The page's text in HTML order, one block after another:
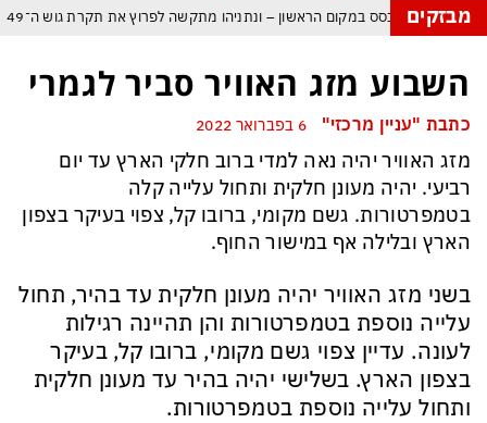
מבזקים
– איזנקוט מתבסס במקום הראשון – ונתניהו מתקשה לפרוץ את תקרת גוש ה־49
עומאן לגבי תפעול משותף של מצר הורמוז – אם טראמפ יאשר המלחמה תסתיים
מי היה מאמין שבאר שבע תנצח את הכוכב האדום?
ומיירטים להגנה – טראמפ נשאר רק עם ציוצי האיום המגוחכים שלא מזיזים לטהרן
כמדיניות: כך הפכה ההוצאה להורג לכלי ההרתעה המרכזי של המשטר האיראני
א-סיסי, ארדואן ושליט קטאר מכנסים פגישת ״כיפה אדומה״ לנתניהו בנושא עזה
השבוע מזג האוויר סביר לגמרי
כתבת "עניין מרכזי"
מזג האוויר יהיה נאה למדי ברוב חלקי הארץ עד יום
רביעי. יהיה מעונן חלקית ותחול עלייה קלה
בטמפרטורות. גשם מקומי, ברובו קל, צפוי בעיקר בצפון
הארץ ובלילה אף במישור החוף.
בשני מזג האוויר יהיה מעונן חלקית עד בהיר, תחול
עלייה נוספת בטמפרטורות והן תהיינה רגילות
לעונה. עדיין צפוי גשם מקומי, ברובו קל, בעיקר
בצפון הארץ. בשלישי יהיה בהיר עד מעונן חלקית
ותחול עלייה נוספת בטמפרטורות.